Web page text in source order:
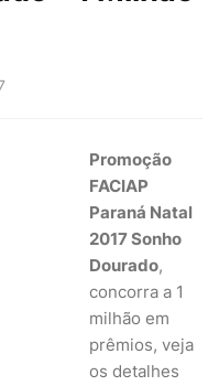
Promoção
FACIAP
Paraná Natal
2017 Sonho
Dourado,
concorra a 1
milhão em
prêmios, veja
os detalhes